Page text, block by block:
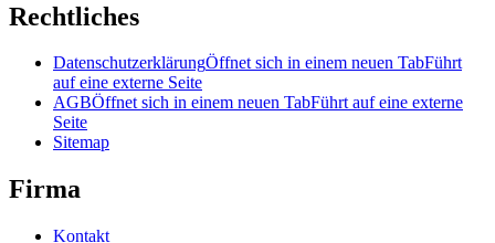
Rechtliches
DatenschutzerklärungÖffnet sich in einem neuen TabFührt
auf eine externe Seite
AGBÖffnet sich in einem neuen TabFührt auf eine externe
Seite
Sitemap
Firma
Kontakt